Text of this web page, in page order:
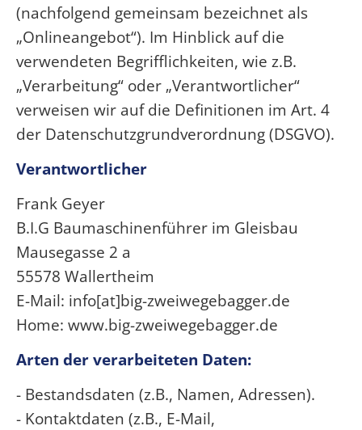
(nachfolgend gemeinsam bezeichnet als
„Onlineangebot“). Im Hinblick auf die
verwendeten Begrifflichkeiten, wie z.B.
„Verarbeitung“ oder „Verantwortlicher“
verweisen wir auf die Definitionen im Art. 4
der Datenschutzgrundverordnung (DSGVO).
Verantwortlicher
Frank Geyer
B.I.G Baumaschinenführer im Gleisbau
Mausegasse 2 a
55578 Wallertheim
E-Mail: info[at]big-zweiwegebagger.de
Home: www.big-zweiwegebagger.de
Arten der verarbeiteten Daten:
- Bestandsdaten (z.B., Namen, Adressen).
- Kontaktdaten (z.B., E-Mail,